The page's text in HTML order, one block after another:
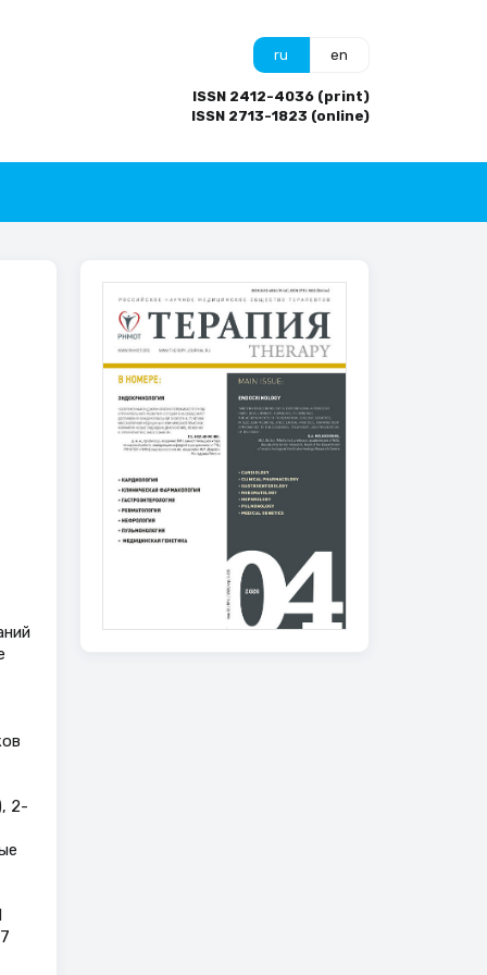
ru en
ISSN 2412-4036 (print)
ISSN 2713-1823 (online)
2-